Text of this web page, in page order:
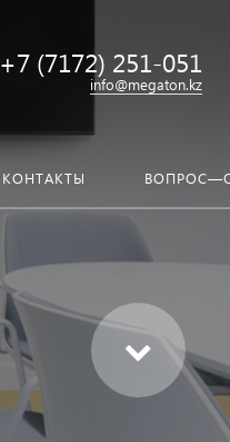
+7 (7172) 251-051
info@megaton.kz
КОНТАКТЫ